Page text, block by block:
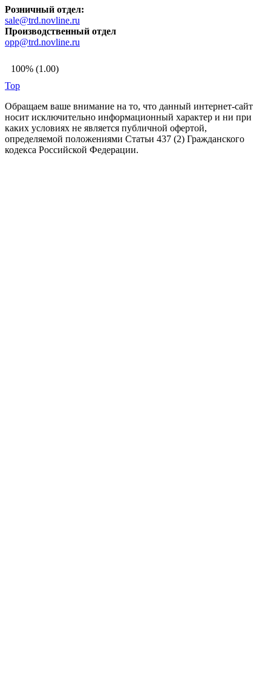
Розничный отдел:
sale@trd.novline.ru
Производственный отдел
opp@trd.novline.ru
100% (1.00)
Top
Обращаем ваше внимание на то, что данный интернет-сайт
носит исключительно информационный характер и ни при
каких условиях не является публичной офертой,
определяемой положениями Статьи 437 (2) Гражданского
кодекса Российской Федерации.